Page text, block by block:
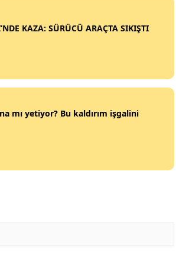
KAZA: SÜRÜCÜ ARAÇTA SIKIŞTI
mı yetiyor? Bu kaldırım işgalini